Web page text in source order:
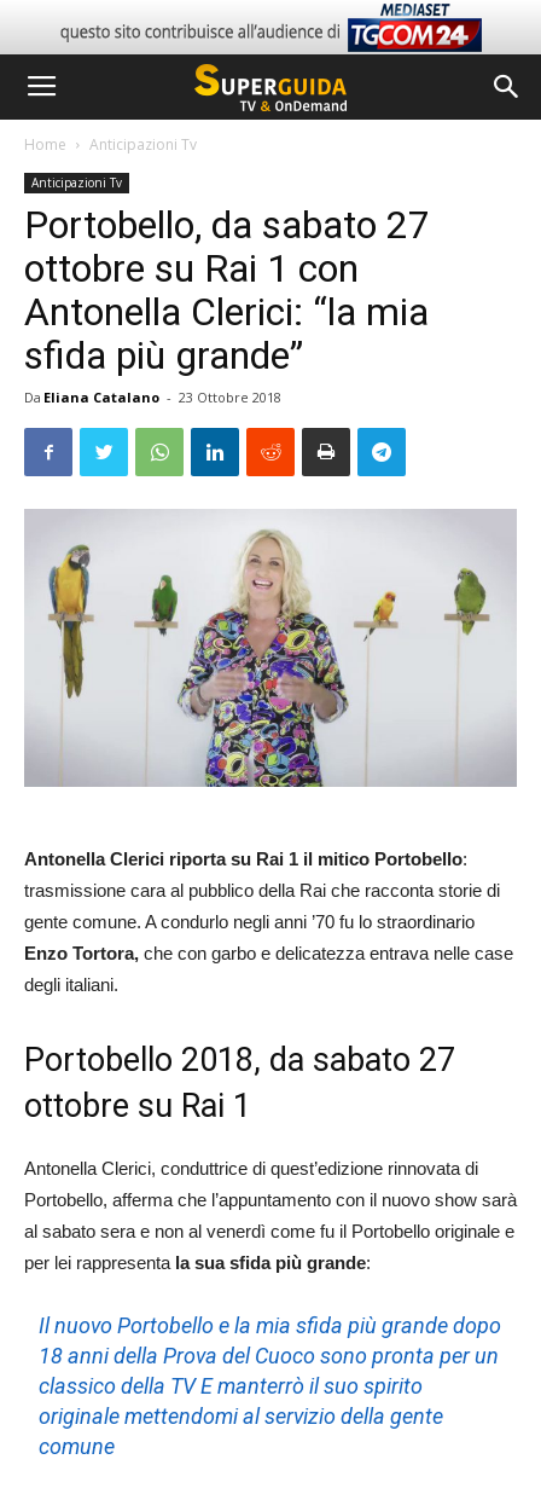
Home Anticipazioni Tv
Anticipazioni Tv
Portobello, da sabato 27
ottobre su Rai 1 con
Antonella Clerici: “la mia
sfida più grande”
Da Eliana Catalano - 23 Ottobre 2018
Antonella Clerici riporta su Rai 1 il mitico Portobello:
trasmissione cara al pubblico della Rai che racconta storie di
gente comune. A condurlo negli anni ’70 fu lo straordinario
Enzo Tortora, che con garbo e delicatezza entrava nelle case
degli italiani.
Portobello 2018, da sabato 27
ottobre su Rai 1
Antonella Clerici, conduttrice di quest’edizione rinnovata di
Portobello, afferma che l’appuntamento con il nuovo show sarà
al sabato sera e non al venerdì come fu il Portobello originale e
per lei rappresenta la sua sfida più grande:
Il nuovo Portobello e la mia sfida più grande dopo
18 anni della Prova del Cuoco sono pronta per un
classico della TV E manterrò il suo spirito
originale mettendomi al servizio della gente
comune